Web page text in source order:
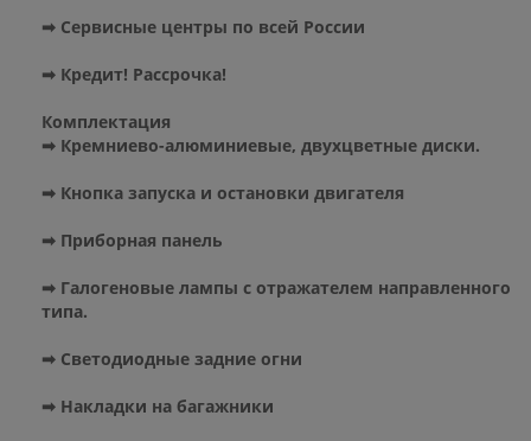
➡ Сервисные центры по всей России
➡ Кредит! Рассрочка!
Комплектация
➡ Кремниево-алюминиевые, двухцветные диски.
➡ Кнопка запуска и остановки двигателя
➡ Приборная панель
➡ Галогеновые лампы с отражателем направленного
типа.
➡ Светодиодные задние огни
➡ Накладки на багажники